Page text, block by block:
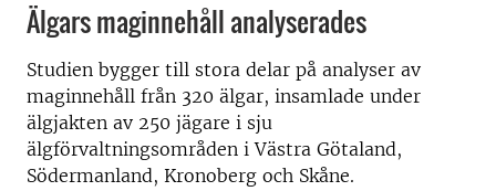
Älgars maginnehåll analyserades
Studien bygger till stora delar på analyser av
maginnehåll från 320 älgar, insamlade under
älgjakten av 250 jägare i sju
älgförvaltningsområden i Västra Götaland,
Södermanland, Kronoberg och Skåne.